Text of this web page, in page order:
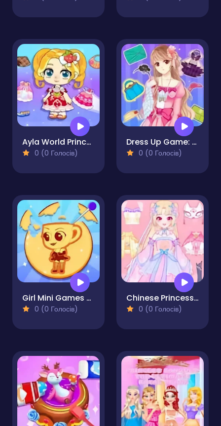
Ayla World Princess life
0 (0 Голосів)
Dress Up Game: Princess Doll
0 (0 Голосів)
Girl Mini Games Relaxing Fun
0 (0 Голосів)
Chinese Princess Dress Up Tale
0 (0 Голосів)